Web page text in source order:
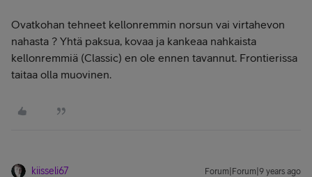
Ovatkohan tehneet kellonremmin norsun vai virtahevon
nahasta ? Yhtä paksua, kovaa ja kankeaa nahkaista
kellonremmiä (Classic) en ole ennen tavannut. Frontierissa
taitaa olla muovinen.
kiisseli67 Forum|Forum|9 years ago